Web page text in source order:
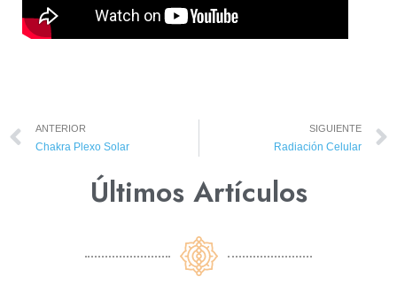
ANTERIOR
Chakra Plexo Solar
SIGUIENTE
Radiación Celular
Últimos Artículos​